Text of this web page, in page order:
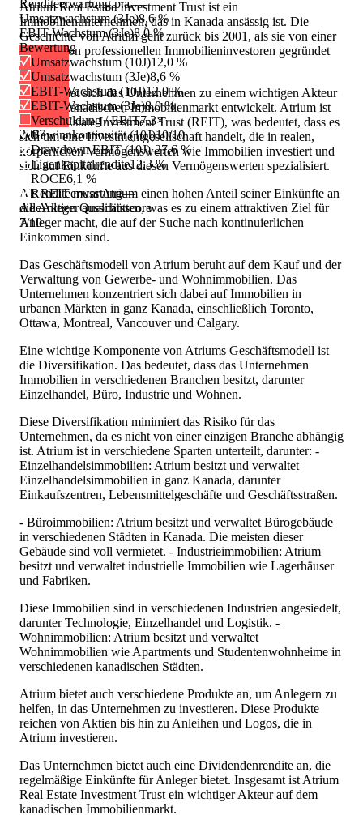
2007
Renditeerwartung p.a.—
Umsatzwachstum (3Je)8,6 %
EBIT-Wachstum (3Je)8,0 %
Bewertung
Umsatzwachstum (10J)12,0 %
Umsatzwachstum (3Je)8,6 %
EBIT-Wachstum (10J)12,0 %
EBIT-Wachstum (3Je)8,0 %
Verschuldung / EBIT7,3×
Gewinnkontinuität (10J)10/10
Drawdown EBIT (10J)-27,6 %
Eigenkapitalrendite12,3 %
ROCE6,1 %
Renditeerwartung—
AlleAktien Qualitätsscore
7/10
Atrium Real Estate Investment Trust ist ein
Immobilienunternehmen, das in Kanada ansässig ist. Die
Geschichte von Atrium geht zurück bis 2001, als sie von einer
Gruppe von professionellen Immobilieninvestoren gegründet
wurde.
Seitdem hat sich das Unternehmen zu einem wichtigen Akteur
auf dem kanadischen Immobilienmarkt entwickelt. Atrium ist
ein Real Estate Investment Trust (REIT), was bedeutet, dass es
sich um eine Investmentgesellschaft handelt, die in realen,
körperlichen Vermögenswerten wie Immobilien investiert und
sich auf Einkünfte aus diesen Vermögenswerten spezialisiert.
Als REIT muss Atrium einen hohen Anteil seiner Einkünfte an
die Anleger ausschütten, was es zu einem attraktiven Ziel für
Anleger macht, die auf der Suche nach kontinuierlichen
Einkommen sind.
Das Geschäftsmodell von Atrium beruht auf dem Kauf und der
Verwaltung von Gewerbe- und Wohnimmobilien. Das
Unternehmen konzentriert sich dabei auf Immobilien in
urbanen Märkten in ganz Kanada, einschließlich Toronto,
Ottawa, Montreal, Vancouver und Calgary.
Eine wichtige Komponente von Atriums Geschäftsmodell ist
die Diversifikation. Das bedeutet, dass das Unternehmen
Immobilien in verschiedenen Branchen besitzt, darunter
Einzelhandel, Büro, Industrie und Wohnen.
Diese Diversifikation minimiert das Risiko für das
Unternehmen, da es nicht von einer einzigen Branche abhängig
ist. Atrium ist in verschiedene Sparten unterteilt, darunter: -
Einzelhandelsimmobilien: Atrium besitzt und verwaltet
Einzelhandelsimmobilien in ganz Kanada, darunter
Einkaufszentren, Lebensmittelgeschäfte und Geschäftsstraßen.
- Büroimmobilien: Atrium besitzt und verwaltet Bürogebäude
in verschiedenen Städten in Kanada. Die meisten dieser
Gebäude sind voll vermietet. - Industrieimmobilien: Atrium
besitzt und verwaltet industrielle Immobilien wie Lagerhäuser
und Fabriken.
Diese Immobilien sind in verschiedenen Industrien angesiedelt,
darunter Technologie, Einzelhandel und Logistik. -
Wohnimmobilien: Atrium besitzt und verwaltet
Wohnimmobilien wie Apartments und Studentenwohnheime in
verschiedenen kanadischen Städten.
Atrium bietet auch verschiedene Produkte an, um Anlegern zu
helfen, in das Unternehmen zu investieren. Diese Produkte
reichen von Aktien bis hin zu Anleihen und Logos, die in
Atrium investieren.
Das Unternehmen bietet auch eine Dividendenrendite an, die
regelmäßige Einkünfte für Anleger bietet. Insgesamt ist Atrium
Real Estate Investment Trust ein wichtiger Akteur auf dem
kanadischen Immobilienmarkt.